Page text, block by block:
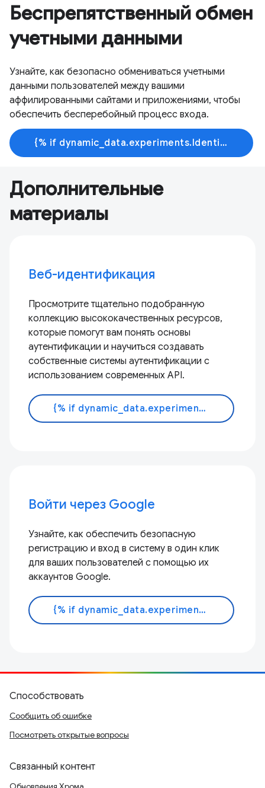
Беспрепятственный обмен
учетными данными
Узнайте, как безопасно обмениваться учетными
данными пользователей между вашими
аффилированными сайтами и приложениями, чтобы
обеспечить бесперебойный процесс входа.
{% if dynamic_data.experiments.IdentityButtonTextFeature.button_variant == 'variant_a' %}Узнать больше{% else %}Начать обучение{% endif %}
Дополнительные
материалы
Веб-идентификация
Просмотрите тщательно подобранную
коллекцию высококачественных ресурсов,
которые помогут вам понять основы
аутентификации и научиться создавать
собственные системы аутентификации с
использованием современных API.
{% if dynamic_data.experiments.IdentityButtonTextFeature.button_variant == 'variant_a' %}Узнать больше{% else %}Читать документацию{% endif %}
Войти через Google
Узнайте, как обеспечить безопасную
регистрацию и вход в систему в один клик
для ваших пользователей с помощью их
аккаунтов Google.
{% if dynamic_data.experiments.IdentityButtonTextFeature.button_variant == 'variant_a' %}Узнать больше{% else %}Читать документ{% endif %}
Способствовать
Сообщить об ошибке
Посмотреть открытые вопросы
Связанный контент